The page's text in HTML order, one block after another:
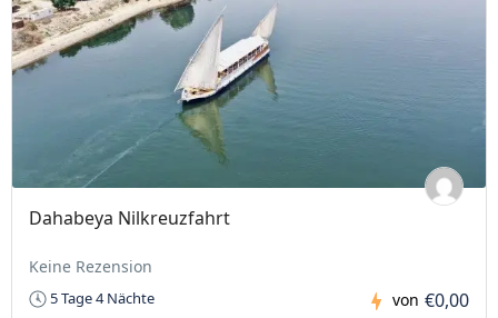
Dahabeya Nilkreuzfahrt
Keine Rezension
5 Tage 4 Nächte von €0,00